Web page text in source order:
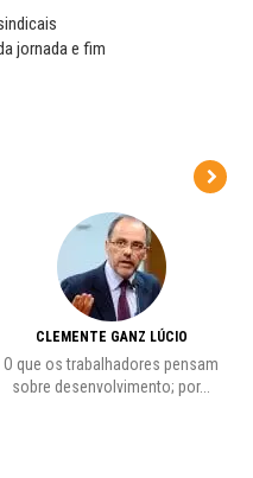
jornada e fim
CLEMENTE GANZ LÚCIO
O que os trabalhadores pensam
sobre desenvolvimento; por...